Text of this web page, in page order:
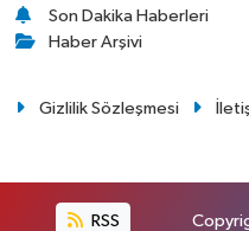
Son Dakika Haberleri
Haber Arşivi
Gizlilik Sözleşmesi
RSS